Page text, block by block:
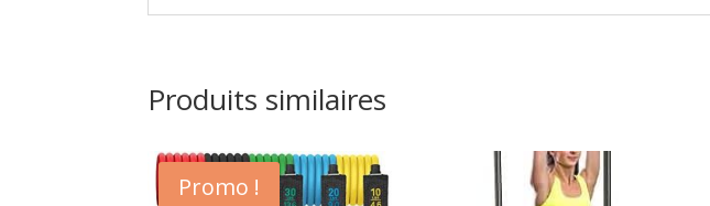
Produits similaires
Promo !